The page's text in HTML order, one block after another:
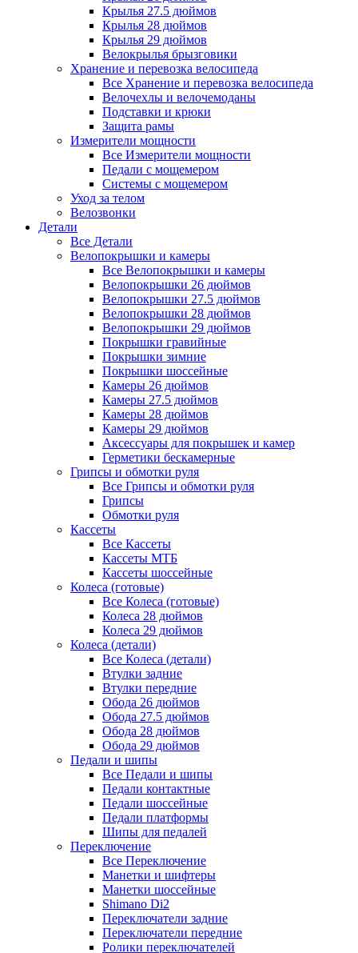
Крылья 27.5 дюймов
Крылья 28 дюймов
Крылья 29 дюймов
Велокрылья брызговики
Хранение и перевозка велосипеда
Все Хранение и перевозка велосипеда
Велочехлы и велочемоданы
Подставки и крюки
Защита рамы
Измерители мощности
Все Измерители мощности
Педали с мощемером
Системы с мощемером
Уход за телом
Велозвонки
Детали
Все Детали
Велопокрышки и камеры
Все Велопокрышки и камеры
Велопокрышки 26 дюймов
Велопокрышки 27.5 дюймов
Велопокрышки 28 дюймов
Велопокрышки 29 дюймов
Покрышки гравийные
Покрышки зимние
Покрышки шоссейные
Камеры 26 дюймов
Камеры 27.5 дюймов
Камеры 28 дюймов
Камеры 29 дюймов
Аксессуары для покрышек и камер
Герметики бескамерные
Грипсы и обмотки руля
Все Грипсы и обмотки руля
Грипсы
Обмотки руля
Кассеты
Все Кассеты
Кассеты МТБ
Кассеты шоссейные
Колеса (готовые)
Все Колеса (готовые)
Колеса 28 дюймов
Колеса 29 дюймов
Колеса (детали)
Все Колеса (детали)
Втулки задние
Втулки передние
Обода 26 дюймов
Обода 27.5 дюймов
Обода 28 дюймов
Обода 29 дюймов
Педали и шипы
Все Педали и шипы
Педали контактные
Педали шоссейные
Педали платформы
Шипы для педалей
Переключение
Все Переключение
Манетки и шифтеры
Манетки шоссейные
Shimano Di2
Переключатели задние
Переключатели передние
Ролики переключателей